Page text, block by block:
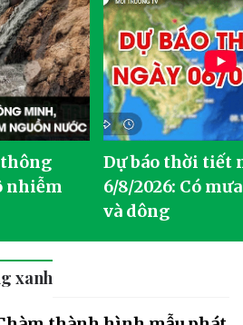
thông
nhiễm
Dự báo thời tiết
6/8/2026: Có
và dông
xanh